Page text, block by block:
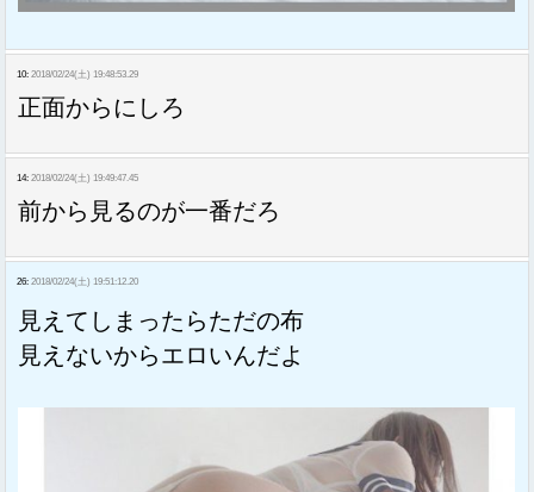
10: 2018/02/24(土) 19:48:53.29
正面からにしろ
14: 2018/02/24(土) 19:49:47.45
前から見るのが一番だろ
26: 2018/02/24(土) 19:51:12.20
見えてしまったらただの布
見えないからエロいんだよ